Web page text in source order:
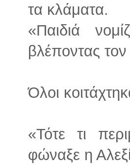
τα κλάματα.
«Παιδιά
βλέποντας
Όλοι
«Τότε τι
φώναξε η